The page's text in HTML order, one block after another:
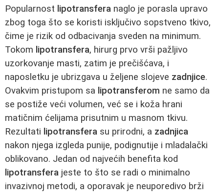
Popularnost lipotransfera naglo je porasla upravo
zbog toga što se koristi isključivo sopstveno tkivo,
čime je rizik od odbacivanja sveden na minimum.
Tokom lipotransfera, hirurg prvo vrši pažljivo
uzorkovanje masti, zatim je prečišćava, i
naposletku je ubrizgava u željene slojeve zadnjice.
Ovakvim pristupom sa lipotransferom ne samo da
se postiže veći volumen, već se i koža hrani
matičnim ćelijama prisutnim u masnom tkivu.
Rezultati lipotransfera su prirodni, a zadnjica
nakon njega izgleda punije, podignutije i mladalački
oblikovano. Jedan od najvećih benefita kod
lipotransfera jeste to što se radi o minimalno
invazivnoj metodi, a oporavak je neuporedivo brži